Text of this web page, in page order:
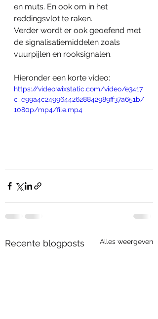
en muts. En ook om in het
reddingsvlot te raken.
Verder wordt er ook geoefend met
de signalisatiemiddelen zoals
vuurpijlen en rooksignalen.
Hieronder een korte video:
https://video.wixstatic.com/video/e3417
c_e99a4c24996442628842989ff37a651b/
1080p/mp4/file.mp4
Recente blogposts Alles weergeven